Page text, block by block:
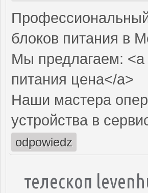
блоков питания в
Мы предлагаем: <a
питания цена</a>
Наши мастера
устройства в
odpowiedz
телескоп